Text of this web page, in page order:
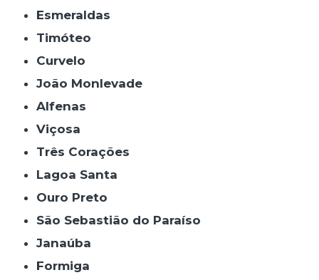
Esmeraldas
Timóteo
Curvelo
João Monlevade
Alfenas
Viçosa
Três Corações
Lagoa Santa
Ouro Preto
São Sebastião do Paraíso
Janaúba
Formiga